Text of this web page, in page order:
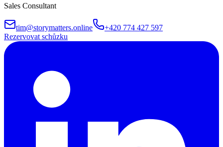
Sales Consultant
tim@storymatters.online
+420 774 427 597
Rezervovat schůzku